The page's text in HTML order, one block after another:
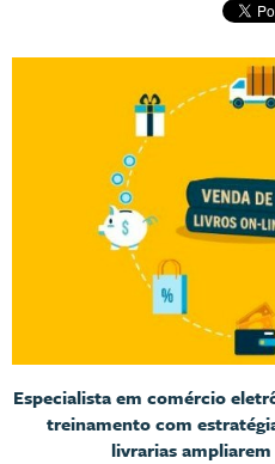
Especialista em comércio
treinamento com
livrarias